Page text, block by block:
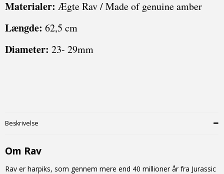
Materialer: Ægte Rav / Made of genuine amber
Længde: 62,5 cm
Diameter: 23- 29mm
Beskrivelse
Om Rav
Rav er harpiks, som gennem mere end 40 millioner år fra Jurassic